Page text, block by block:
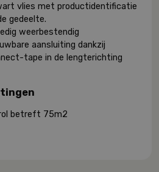
vlies met productidentificatie
gedeelte.
weerbestendig
aansluiting dankzij
tape in de lengterichting
betreft 75m2